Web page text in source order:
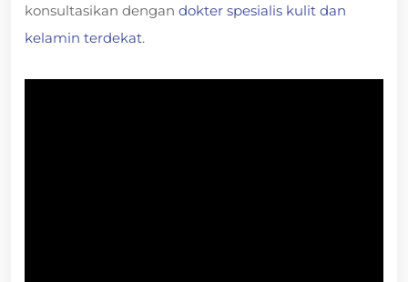
konsultasikan dengan dokter spesialis kulit dan
kelamin terdekat.